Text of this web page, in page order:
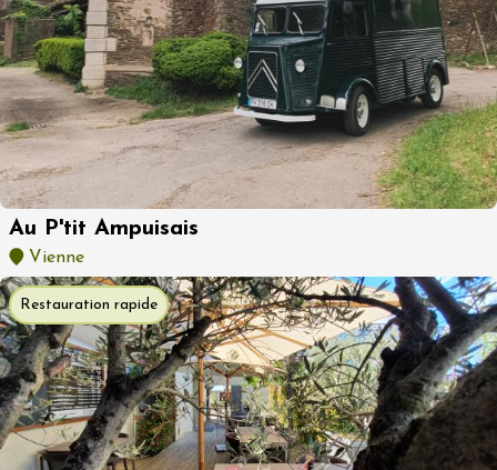
Au P'tit Ampuisais
Vienne
Restauration rapide